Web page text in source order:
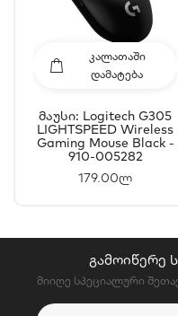
ᲙᲐᲚᲐᲗᲐᲨᲘ
ᲓᲐᲛᲐᲢᲔᲑᲐ
Მაუსი: Logitech G305
LIGHTSPEED Wireless
Gaming Mouse Black -
910-005282
179.00ლ
ᲒᲐᲛᲝᲘᲬᲔᲠᲔ
მიიღე სპეციალური